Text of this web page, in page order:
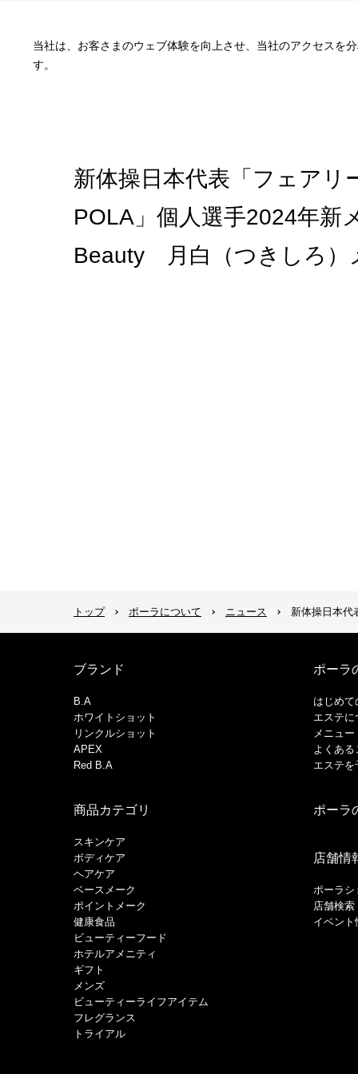
当社は、お客さまのウェブ体験を向上させ、当社のアクセスを
す。
新体操日本代表「フェアリ
POLA」個人選手2024年新
Beauty 月白（つきしろ）
トップ ポーラについて ニュース 新体操日本代
ブランド
B.A
ホワイトショット
リンクルショット
APEX
Red B.A
商品カテゴリ
スキンケア
ボディケア
ヘアケア
​ベースメーク​
ポイントメーク​
健康食品
ビューティーフード
ホテルアメニティ
ギフト
メンズ
ビューティーライフアイテム
フレグランス
トライアル
ポーラ
はじめて
エステに
メニュ
よくある
エステを
ポーラ
店舗情
ポーラシ
店舗検索
イベント